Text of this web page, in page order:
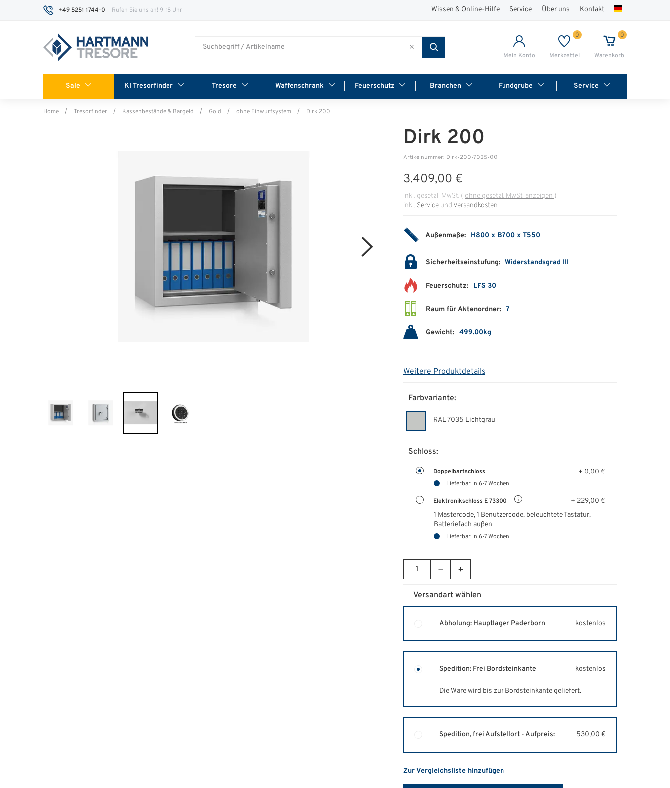
+49 5251 1744-0 Rufen Sie uns an! 9-18 Uhr Wissen & Online-Hilfe Service Über uns Kontakt
Mein Konto
0
Merkzettel
0
Warenkorb
Sale KI Tresorfinder Tresore Waffenschrank Feuerschutz Branchen Fundgrube Service
Home Tresorfinder Kassenbestände & Bargeld Gold ohne Einwurfsystem Dirk 200
Dirk 200
Artikelnummer: Dirk-200-7035-00
3.409,00 €
inkl. gesetzl. MwSt. ( ohne gesetzl. MwSt. anzeigen )
inkl. Service und Versandkosten
Außenmaße: H800 x B700 x T550
Sicherheitseinstufung: Widerstandsgrad III
Feuerschutz: LFS 30
Raum für Aktenordner: 7
Gewicht: 499.00kg
Weitere Produktdetails
Farbvariante:
RAL 7035 Lichtgrau
Schloss:
Doppelbartschloss + 0,00 €
Lieferbar in 6-7 Wochen
Elektronikschloss E 73300
+ 229,00 €
1 Mastercode, 1 Benutzercode, beleuchtete Tastatur,
Batteriefach außen
Lieferbar in 6-7 Wochen
Versandart wählen
Abholung: Hauptlager Paderborn kostenlos
Spedition: Frei Bordsteinkante kostenlos
Die Ware wird bis zur Bordsteinkante geliefert.
Spedition, frei Aufstellort - Aufpreis: 530,00 €
Zur Vergleichsliste hinzufügen